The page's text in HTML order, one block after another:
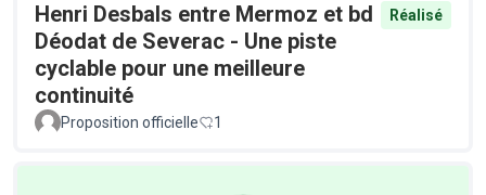
Henri Desbals entre Mermoz et bd
Déodat de Severac - Une piste
cyclable pour une meilleure
continuité
Réalisé
Proposition officielle 1